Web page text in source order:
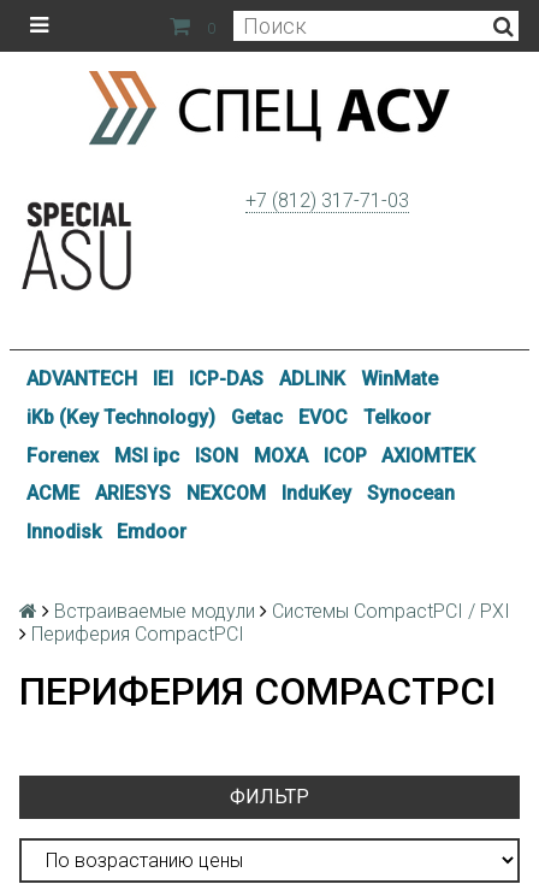
0
+7 (812) 317-71-03
ADVANTECH IEI ICP-DAS ADLINK
WinMate
iKb (Key Technology)
Getac EVOC
Telkoor
Forenex
MSI ipc ISON MOXA ICOP
AXIOMTEK
ACME
ARIESYS NEXCOM InduKey
Synocean
Innodisk
Emdoor
Встраиваемые модули
Системы CompactPCI / PXI
Периферия CompactPCI
ПЕРИФЕРИЯ COMPACTPCI
ФИЛЬТР